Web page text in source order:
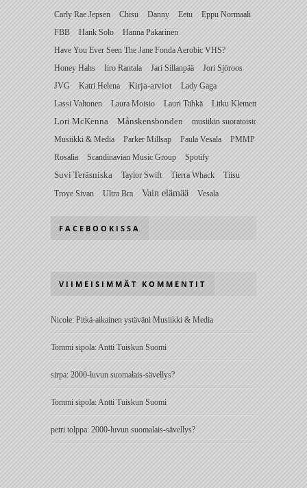
Carly Rae Jepsen Chisu Danny Eetu
Eppu Normaali
FBB
Hank Solo
Hanna Pakarinen
Have You Ever Seen The Jane Fonda Aerobic VHS?
Honey Hahs
Iiro Rantala Jari Sillanpää
Jori Sjöroos
JVG
Katri Helena Kirja-arviot
Lady Gaga
Lassi Valtonen
Laura Moisio Lauri Tähkä
Litku Klemetti
Lori McKenna
Månskensbonden
musiikin suoratoisto
Musiikki & Media
Parker Millsap Paula Vesala
PMMP
Rosalia
Scandinavian Music Group
Spotify
Suvi Teräsniska
Taylor Swift Tierra Whack
Tiisu
Troye Sivan
Ultra Bra Vain elämää Vesala
FACEBOOKISSA
VIIMEISIMMÄT KOMMENTIT
Nicole: Pitkä-aikainen ystäväni Musiikki & Media
Tommi sipola: Antti Tuiskun Suomi
sirpa: 2000-luvun suomalais-sävellys?
Tommi sipola: Antti Tuiskun Suomi
petri tolppa: 2000-luvun suomalais-sävellys?